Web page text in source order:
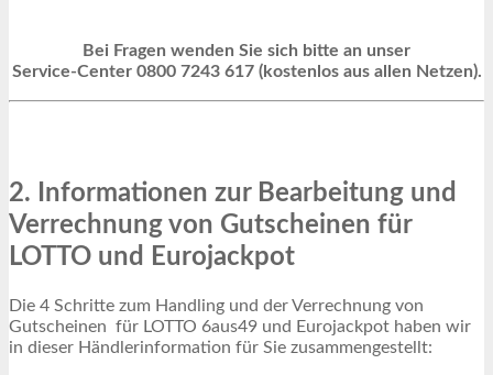
Bei Fragen wenden Sie sich bitte an unser
Service-Center 0800 7243 617 (kostenlos aus allen Netzen).
2. Informationen zur Bearbeitung und
Verrechnung von Gutscheinen für
LOTTO und Eurojackpot
Die 4 Schritte zum Handling und der Verrechnung von
Gutscheinen für LOTTO 6aus49 und Eurojackpot haben wir
in dieser Händlerinformation für Sie zusammengestellt: